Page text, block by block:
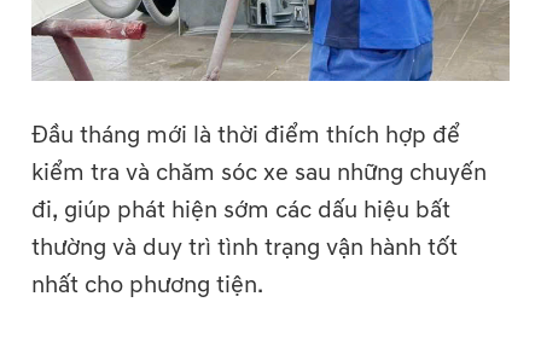
Đầu tháng mới là thời điểm thích hợp để
kiểm tra và chăm sóc xe sau những chuyến
đi, giúp phát hiện sớm các dấu hiệu bất
thường và duy trì tình trạng vận hành tốt
nhất cho phương tiện.